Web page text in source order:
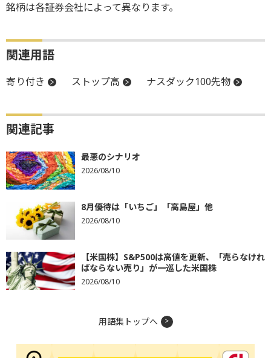
銘柄は各証券会社によって異なります。
関連用語
寄り付き ストップ高 ナスダック100先物
関連記事
最悪のシナリオ
2026/08/10
8月優待は「いちご」「高島屋」他
2026/08/10
【米国株】S&P500は高値を更新、「売らなけれ
ばならない売り」が一巡した米国株
2026/08/10
用語集トップへ